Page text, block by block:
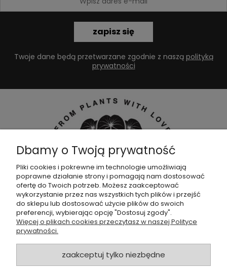
zapisz się
Twoje dane będą przetwarzane zgodnie z naszą polityką
prywatności
Dołącz do naszejgrupy facebookowej !
POMOC
SKLEP
Dbamy o Twoją prywatność
Pliki cookies i pokrewne im technologie umożliwiają
poprawne działanie strony i pomagają nam dostosować
ofertę do Twoich potrzeb. Możesz zaakceptować
wykorzystanie przez nas wszystkich tych plików i przejść
do sklepu lub dostosować użycie plików do swoich
preferencji, wybierając opcję "Dostosuj zgody".
Więcej o plikach cookies przeczytasz w naszej Polityce
prywatności.
zaakceptuj tylko niezbędne